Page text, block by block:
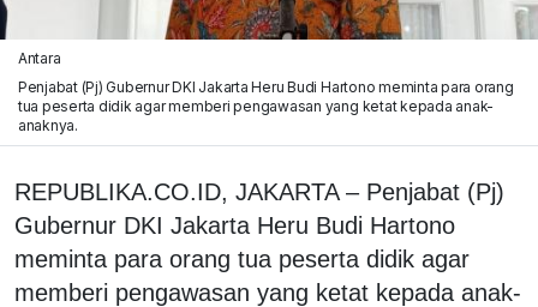
Antara
Penjabat (Pj) Gubernur DKI Jakarta Heru Budi Hartono meminta para orang
tua peserta didik agar memberi pengawasan yang ketat kepada anak-
anaknya.
REPUBLIKA.CO.ID, JAKARTA – Penjabat (Pj)
Gubernur DKI Jakarta Heru Budi Hartono
meminta para orang tua peserta didik agar
memberi pengawasan yang ketat kepada anak-